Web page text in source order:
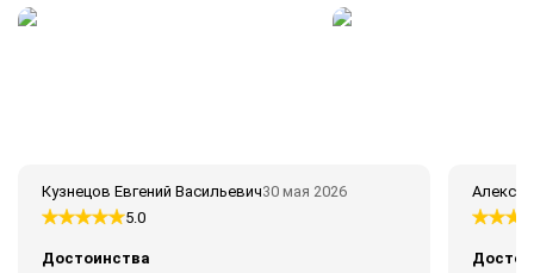
Кузнецов Евгений Васильевич30 мая 2026
5.0
Достоинства